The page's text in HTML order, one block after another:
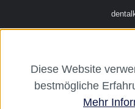
Diese Website
bestmögliche
Mehr